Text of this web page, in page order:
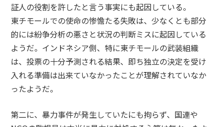
証人の役割を許したと言う事実にも起因している。
東チモールでの使命の惨憺たる失敗は、少なくとも部分
的には紛争分析の悪さと状況の判断ミスに起因している
ようだ。インドネシア側、特に東チモールの武装組織
は、投票の十分予測される結果、即ち独立の決定を受け
入れる準備は出来ていなかったことが理解されていなか
ったようだ。
第二に、暴力事件が発生していたにも拘らず、国連や